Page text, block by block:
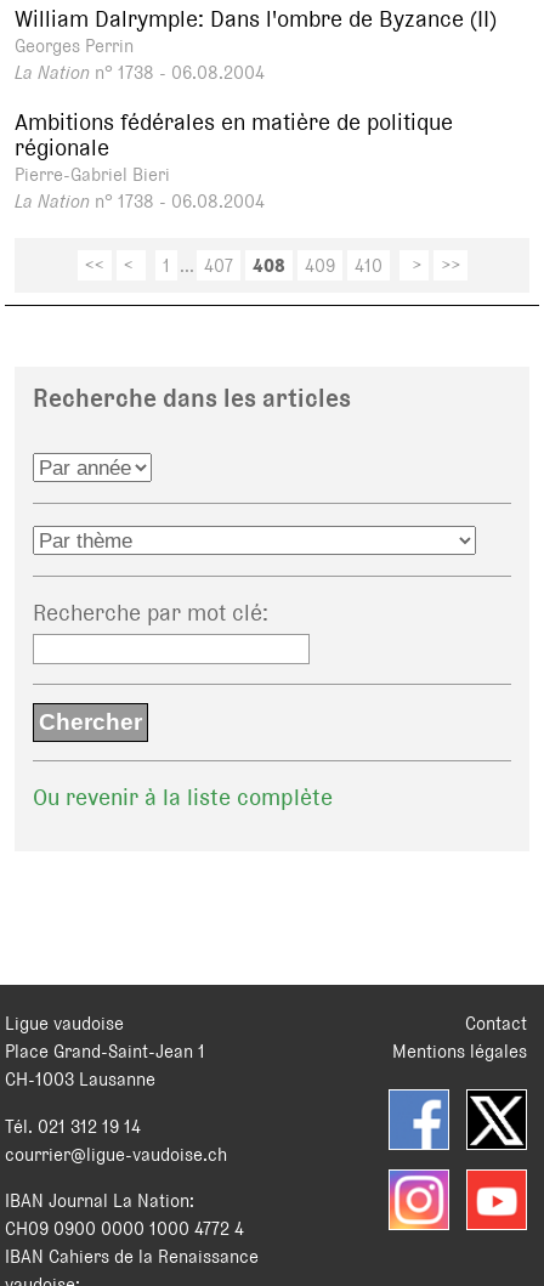
William Dalrymple: Dans l'ombre de Byzance (II)
Georges Perrin
La Nation n° 1738 - 06.08.2004
Ambitions fédérales en matière de politique
régionale
Pierre-Gabriel Bieri
La Nation n° 1738 - 06.08.2004
<< < 1 ... 407 408 409 410 > >>
Recherche dans les articles
Recherche par mot clé:
Ou revenir à la liste complète
Contact
Mentions légales
Ligue vaudoise
Place Grand-Saint-Jean 1
CH-1003 Lausanne
Tél. 021 312 19 14
courrier@ligue-vaudoise.ch
IBAN Journal La Nation:
CH09 0900 0000 1000 4772 4
IBAN Cahiers de la Renaissance